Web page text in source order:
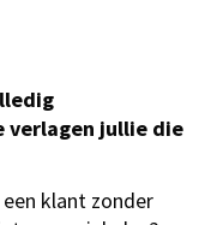
verlagen jullie die
klant zonder